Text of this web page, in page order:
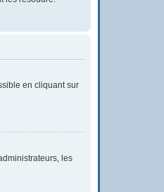
en cliquant sur
les